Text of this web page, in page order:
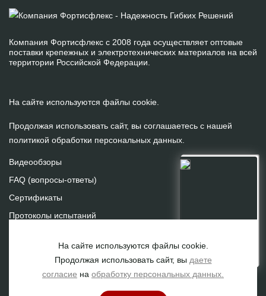
На сайте используются файлы cookie.
Продолжая использовать сайт, вы даете
согласие на обработку персональных данных.
Компания Фортисфлекс с 2008 года осуществляет оптовые
поставки крепежных и электротехнических материалов на всей
территории Российской Федерации.
На сайте используются файлы cookie.
Продолжая использовать сайт, вы соглашаетесь с нашей
политикой обработки персональных данных
Видеообзоры
FAQ (вопросы-ответы)
Сертификаты
Протоколы испытаний